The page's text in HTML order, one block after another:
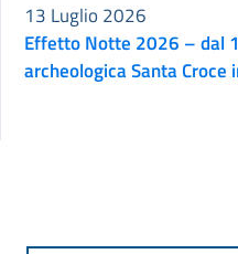
Effetto Notte 2026 – dal
archeologica Santa Croce
13 Luglio 2026